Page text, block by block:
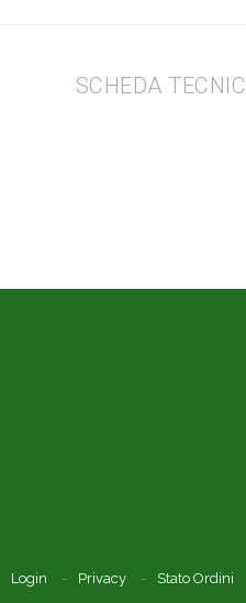
SCHEDA
Login Privacy Stato Ordini